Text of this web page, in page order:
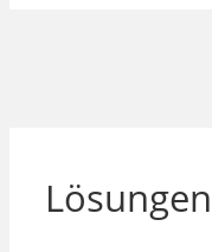
Lösungen